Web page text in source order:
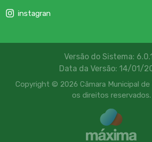
instagran
Versão do Sistema:
Data da Versão: 14/01/
Copyright © 2026 Câmara Municipal de
os direitos reservados.